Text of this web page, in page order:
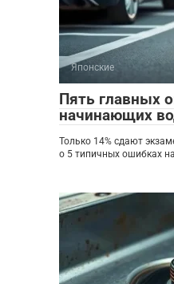
Японские
Пять главных
начинающих
Только 14% сдают
о 5 типичных ошибках